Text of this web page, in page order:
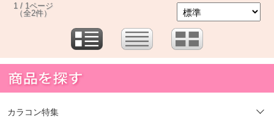
1 / 1ページ
（全2件）
カラコン特集